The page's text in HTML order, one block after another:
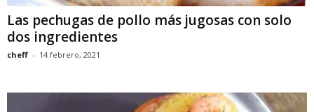
Las pechugas de pollo más jugosas con solo
dos ingredientes
cheff - 14 febrero, 2021